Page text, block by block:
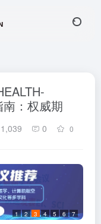
南：权威期
1,039 0 0
1 2 3 4 5 6 7